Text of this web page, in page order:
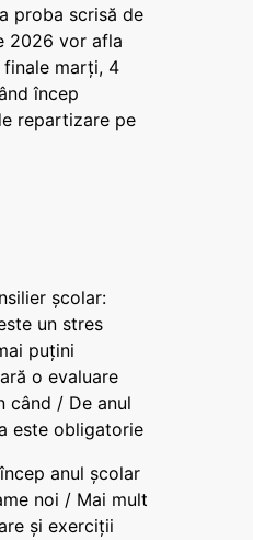
proba scrisă de
2026 vor afla
marți, 4
încep
repartizare pe
școlar:
un stres
puțini
o evaluare
când / De anul
este obligatorie
anul școlar
noi / Mai mult
și exerciții